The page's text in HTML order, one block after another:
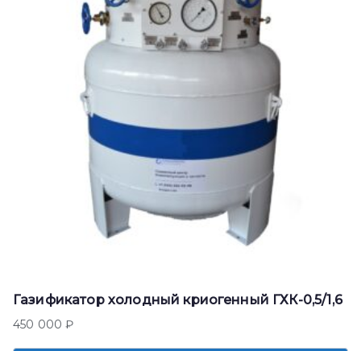
Газификатор холодный криогенный ГХК-0,5/1,6
450 000₽